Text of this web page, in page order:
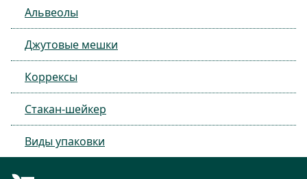
Альвеолы
Джутовые мешки
Коррексы
Стакан-шейкер
Виды упаковки